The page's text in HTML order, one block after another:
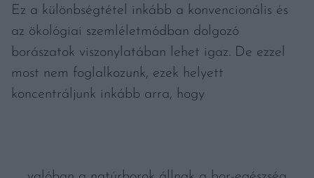
Ez a különbségtétel inkább a konvencionális és
az ökológiai szemléletmódban dolgozó
borászatok viszonylatában lehet igaz. De ezzel
most nem foglalkozunk, ezek helyett
koncentráljunk inkább arra, hogy